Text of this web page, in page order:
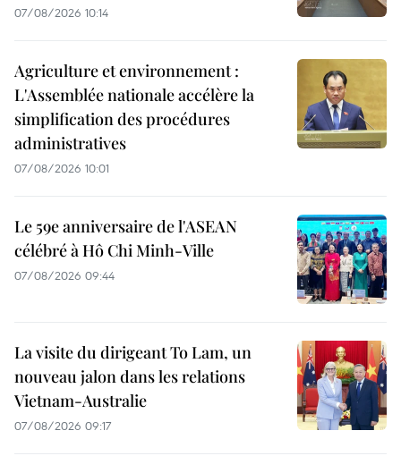
07/08/2026 10:14
Agriculture et environnement :
L'Assemblée nationale accélère la
simplification des procédures
administratives
07/08/2026 10:01
Le 59e anniversaire de l'ASEAN
célébré à Hô Chi Minh-Ville
07/08/2026 09:44
La visite du dirigeant To Lam, un
nouveau jalon dans les relations
Vietnam-Australie
07/08/2026 09:17